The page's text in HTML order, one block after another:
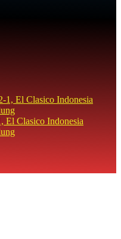
El Clasico Indonesia